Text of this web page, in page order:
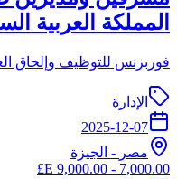
المملكة العربية
فوربزنس للتوظيف وإلحاق
الإدارة
2025-12-07
مصر - الجيزة
7,000.00 - 9,000.00 E£